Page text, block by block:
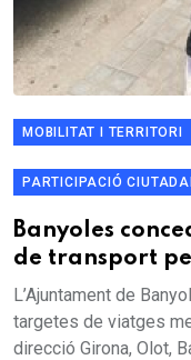
MOBILITAT I TERRITORI
PARTICIPACIÓ
Banyoles
de transport
L’Ajuntament de
targetes de viatges
direcció Girona, Olot,